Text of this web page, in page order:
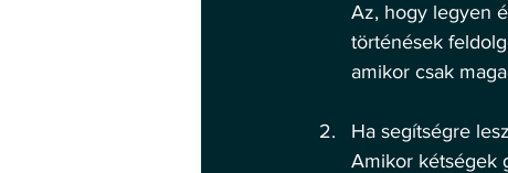
Az, hogy legyen
történések
amikor csak
Ha segítségre
Amikor kétségek